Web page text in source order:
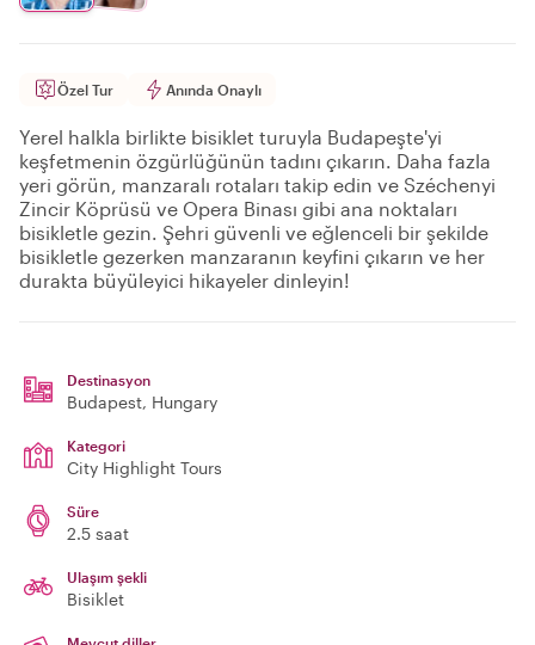
Özel Tur Anında Onaylı
Yerel halkla birlikte bisiklet turuyla Budapeşte'yi
keşfetmenin özgürlüğünün tadını çıkarın. Daha fazla
yeri görün, manzaralı rotaları takip edin ve Széchenyi
Zincir Köprüsü ve Opera Binası gibi ana noktaları
bisikletle gezin. Şehri güvenli ve eğlenceli bir şekilde
bisikletle gezerken manzaranın keyfini çıkarın ve her
durakta büyüleyici hikayeler dinleyin!
Destinasyon
Budapest, Hungary
Kategori
City Highlight Tours
Süre
2.5 saat
Ulaşım şekli
Bisiklet